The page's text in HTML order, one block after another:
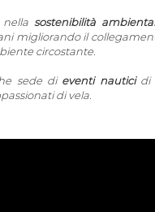
sostenibilità
migliorando il
circostante.
sede di eventi nauticidi
di vela.